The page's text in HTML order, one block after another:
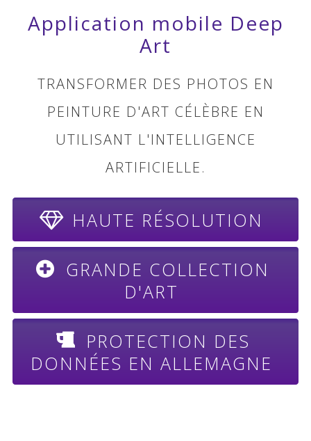
Application mobile Deep
Art
TRANSFORMER DES PHOTOS EN
PEINTURE D'ART CÉLÈBRE EN
UTILISANT L'INTELLIGENCE
ARTIFICIELLE.
HAUTE RÉSOLUTION
GRANDE COLLECTION
D'ART
PROTECTION DES
DONNÉES EN ALLEMAGNE